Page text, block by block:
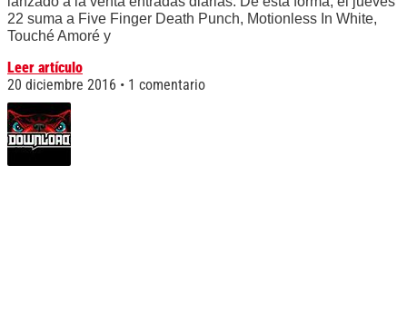
22 suma a Five Finger Death Punch, Motionless In White,
Touché Amoré y
Leer artículo
20 diciembre 2016
1 comentario